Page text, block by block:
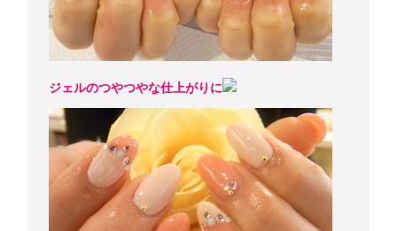
ジェルのつやつやな仕上がりに